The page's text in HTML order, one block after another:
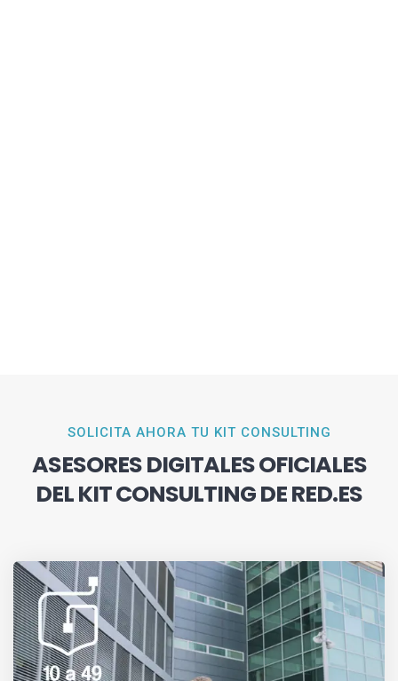
SOLICITA AHORA TU KIT CONSULTING
ASESORES DIGITALES OFICIALES
DEL KIT CONSULTING DE RED.ES